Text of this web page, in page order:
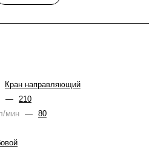
Кран направляющий
— 210
мин — 80